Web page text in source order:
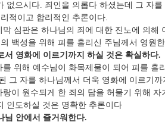
없으시다. 죄인을 의롭다 하셨는데 그 자
적이고 합리적인 추론이다.
막 심판은 하나님의 죄에 대한 진노에 의해
백성을 위해 피를 흘리신 주님께서 영원
서 영화에 이르기까지 하실 것은 확실하다.
를 위해 예수님이 화목제물이 되어 피를 흘
그 자를 하나님께서 더욱 영화에 이르기
랑이 원수되게 한 죄의 담을 허물기 위해
인도하실 것은 명확한 추론이다
님 안에서 즐거워한다.